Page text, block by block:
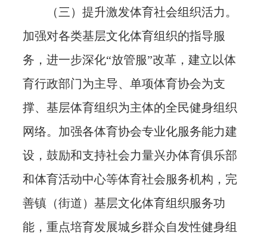
（三）提升激发体育社会组织活力。
加强对各类基层文化体育组织的指导服
务，进一步深化“放管服”改革，建立以体
育行政部门为主导、单项体育协会为支
撑、基层体育组织为主体的全民健身组织
网络。加强各体育协会专业化服务能力建
设，鼓励和支持社会力量兴办体育俱乐部
和体育活动中心等体育社会服务机构，完
善镇（街道）基层文化体育组织服务功
能，重点培育发展城乡群众自发性健身组